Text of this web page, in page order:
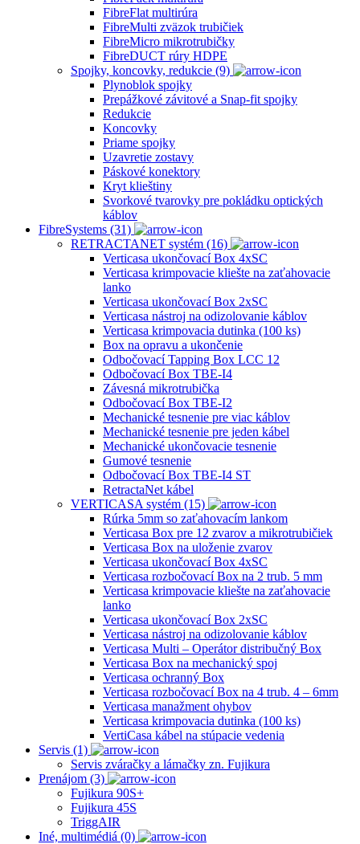
FibreFlat multirúra
FibreMulti zväzok trubičiek
FibreMicro mikrotrubičky
FibreDUCT rúry HDPE
Spojky, koncovky, redukcie (9)
Plynoblok spojky
Prepážkové závitové a Snap-fit spojky
Redukcie
Koncovky
Priame spojky
Uzavretie zostavy
Páskové konektory
Kryt klieštiny
Svorkové tvarovky pre pokládku optických
káblov
FibreSystems (31)
RETRACTANET systém (16)
Verticasa ukončovací Box 4xSC
Verticasa krimpovacie kliešte na zaťahovacie
lanko
Verticasa ukončovací Box 2xSC
Verticasa nástroj na odizolovanie káblov
Verticasa krimpovacia dutinka (100 ks)
Box na opravu a ukončenie
Odbočovací Tapping Box LCC 12
Odbočovací Box TBE-I4
Závesná mikrotrubička
Odbočovací Box TBE-I2
Mechanické tesnenie pre viac káblov
Mechanické tesnenie pre jeden kábel
Mechanické ukončovacie tesnenie
Gumové tesnenie
Odbočovací Box TBE-I4 ST
RetractaNet kábel
VERTICASA systém (15)
Rúrka 5mm so zaťahovacím lankom
Verticasa Box pre 12 zvarov a mikrotrubičiek
Verticasa Box na uloženie zvarov
Verticasa ukončovací Box 4xSC
Verticasa rozbočovací Box na 2 trub. 5 mm
Verticasa krimpovacie kliešte na zaťahovacie
lanko
Verticasa ukončovací Box 2xSC
Verticasa nástroj na odizolovanie káblov
Verticasa Multi – Operátor distribučný Box
Verticasa Box na mechanický spoj
Verticasa ochranný Box
Verticasa rozbočovací Box na 4 trub. 4 – 6mm
Verticasa manažment ohybov
Verticasa krimpovacia dutinka (100 ks)
VertiCasa kábel na stúpacie vedenia
Servis (1)
Servis zváračky a lámačky zn. Fujikura
Prenájom (3)
Fujikura 90S+
Fujikura 45S
TriggAIR
Iné, multimédiá (0)